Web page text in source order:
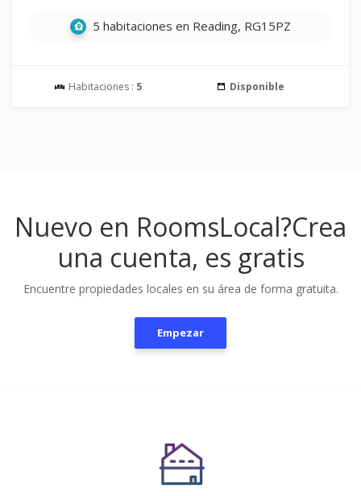
5 habitaciones en Reading, RG15PZ
Habitaciones : 5 Disponible
Nuevo en RoomsLocal?Crea
una cuenta, es gratis
Encuentre propiedades locales en su área de forma gratuita.
Empezar